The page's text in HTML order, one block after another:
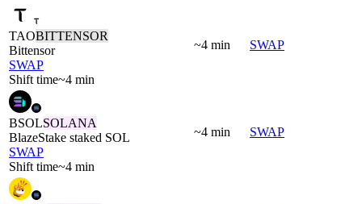
TAOBITTENSOR
Bittensor
SWAP
Shift time~4 min
~4 min SWAP
BSOLSOLANA
BlazeStake staked SOL
SWAP
Shift time~4 min
~4 min SWAP